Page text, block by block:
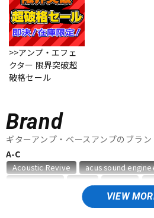
キーボード
管楽器
アンプ
DJ機器
DTM オンライン納品
>>アンプ・エフェ
クター 限界突破超
破格セール
Brand
ギターアンプ・ベースアンプのブラン
VIEW
A-C
Acoustic Revive acus sound
BAGEND BELDEN
BOSS CAJ